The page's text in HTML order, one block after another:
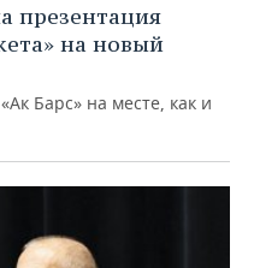
презентация
на новый
Барс» на месте, как и